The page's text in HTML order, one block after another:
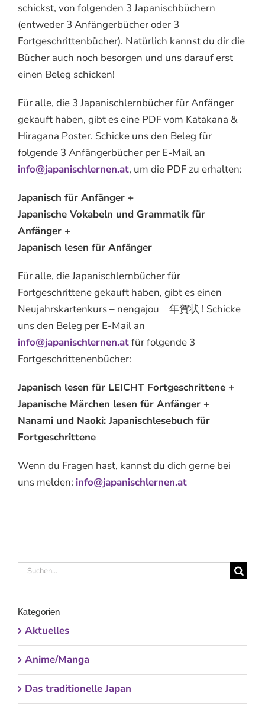
schickst, von folgenden 3 Japanischbüchern
(entweder 3 Anfängerbücher oder 3
Fortgeschrittenbücher). Natürlich kannst du dir die
Bücher auch noch besorgen und uns darauf erst
einen Beleg schicken!
Für alle, die 3 Japanischlernbücher für Anfänger
gekauft haben, gibt es eine PDF vom Katakana &
Hiragana Poster. Schicke uns den Beleg für
folgende 3 Anfängerbücher per E-Mail an
info@japanischlernen.at, um die PDF zu erhalten:
Japanisch für Anfänger +
Japanische Vokabeln und Grammatik für
Anfänger +
Japanisch lesen für Anfänger
Für alle, die Japanischlernbücher für
Fortgeschrittene gekauft haben, gibt es einen
Neujahrskartenkurs – nengajou 年賀状 ! Schicke
uns den Beleg per E-Mail an
info@japanischlernen.atfür folgende 3
Fortgeschrittenenbücher:
Japanisch lesen für LEICHT Fortgeschrittene +
Japanische Märchen lesen für Anfänger +
Nanami und Naoki: Japanischlesebuch für
Fortgeschrittene
Wenn du Fragen hast, kannst du dich gerne bei
uns melden: info@japanischlernen.at
Suche
Kategorien
Aktuelles
Anime/Manga
Das traditionelle Japan